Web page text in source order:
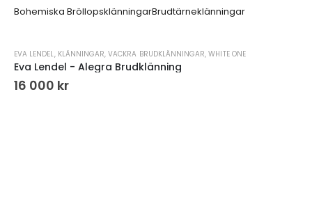
Bohemiska BröllopsklänningarBrudtärneklänningar
EVA LENDEL, KLÄNNINGAR,VACKRA BRUDKLÄNNINGAR,WHITE ONE
Eva Lendel - Alegra Brudklänning
16 000 kr